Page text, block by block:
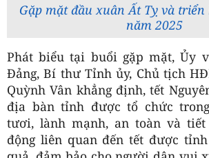
Gặp mặt đầu xuân Ất Tỵ và
năm 2025
Phát biểu tại buổi gặp mặt, Ủy
Đảng, Bí thư Tỉnh ủy, Chủ tịch
Quỳnh Vân khẳng định, tết
địa bàn tỉnh được tổ chức
tươi, lành mạnh, an toàn và tiết
động liên quan đến tết được